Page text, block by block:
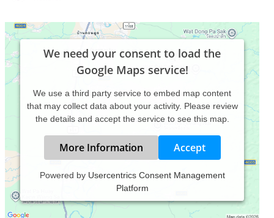
We need your consent to load the
Google Maps service!
We use a third party service to embed map content
that may collect data about your activity. Please review
the details and accept the service to see this map.
More Information Accept
Powered by Usercentrics Consent Management
Platform
Ich arbeite seit 2001 klassisch homöopathisch und biete
Systemaufstellungen, auch als Einzelsitzung, an.